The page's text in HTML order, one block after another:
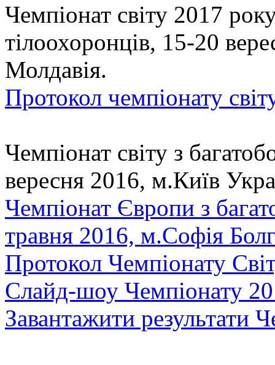
Чемпіонат світу 2017
тілоохоронців, 15-20
Молдавія.
Протокол чемпіонату
Чемпіонат світу з
вересня 2016, м.Київ
Чемпіонат Європи з
травня 2016, м.Софія
Протокол Чемпіонату
Слайд-шоу Чемпіонату
Завантажити результати